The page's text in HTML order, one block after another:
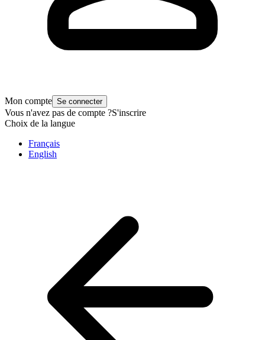
Mon compte Se connecter
Vous n'avez pas de compte ?S'inscrire
Choix de la langue
Français
English